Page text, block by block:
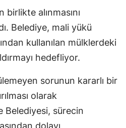
birlikte alınmasını
Belediye, mali yükü
kullanılan mülklerdeki
hedefliyor.
sorunun kararlı bir
olarak
Belediyesi, sürecin
dolayı